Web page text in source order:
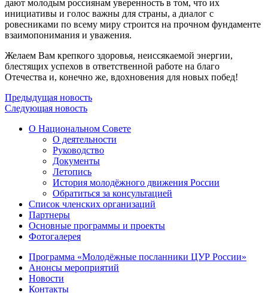
дают молодым россиянам уверенность в том, что их
инициативы и голос важны для страны, а диалог с
ровесниками по всему миру строится на прочном фундаменте
взаимопонимания и уважения.
Желаем Вам крепкого здоровья, неиссякаемой энергии,
блестящих успехов в ответственной работе на благо
Отечества и, конечно же, вдохновения для новых побед!
Предыдущая новость
Следующая новость
О Национальном Совете
О деятельности
Руководство
Документы
Летопись
История молодёжного движения России
Обратиться за консультацией
Список членских организаций
Партнеры
Основные программы и проекты
Фотогалерея
Программа «Молодёжные посланники ЦУР России»
Анонсы мероприятий
Новости
Контакты